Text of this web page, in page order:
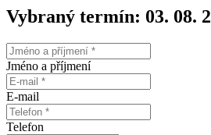
Vybraný termín: 03. 08.
Jméno a příjmení
E-mail
Telefon